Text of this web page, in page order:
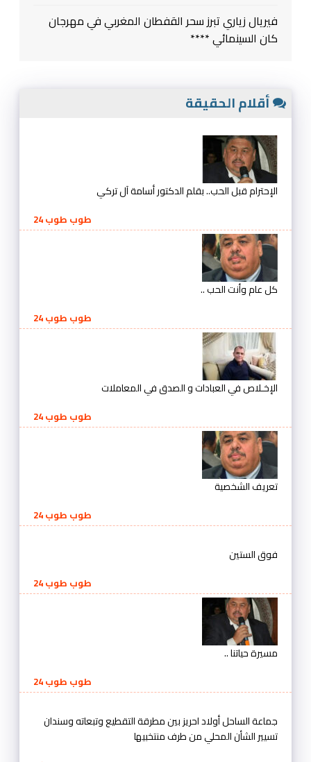
فيريال زياري تبرز سحر القفطان المغربي في مهرجان
كان السينمائي ****
أقلام الحقيقة
الإحترام قبل الحب.. بقلم الدكتور أسامة آل تركي
طوب طوب 24
كل عام وأنت الحب ..
طوب طوب 24
الإخـلاص في العبادات و الصدق في المعاملات
طوب طوب 24
تعريف الشخصية
طوب طوب 24
فوق الستين
طوب طوب 24
مسيرة حياتنا ..
طوب طوب 24
جماعة الساحل أولاد احريز بين مطرقة التقطيع وتبعاته وسندان
تسيير الشأن المحلي من طرف منتخبيها